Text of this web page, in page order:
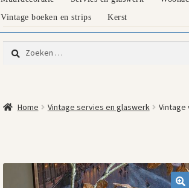
Vintage boeken en strips
Kerst
Zoeken
naar:
Home Vintage servies en glaswerk Vintage